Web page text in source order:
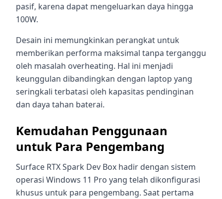
pasif, karena dapat mengeluarkan daya hingga
100W.
Desain ini memungkinkan perangkat untuk
memberikan performa maksimal tanpa terganggu
oleh masalah overheating. Hal ini menjadi
keunggulan dibandingkan dengan laptop yang
seringkali terbatasi oleh kapasitas pendinginan
dan daya tahan baterai.
Kemudahan Penggunaan
untuk Para Pengembang
Surface RTX Spark Dev Box hadir dengan sistem
operasi Windows 11 Pro yang telah dikonfigurasi
khusus untuk para pengembang. Saat pertama